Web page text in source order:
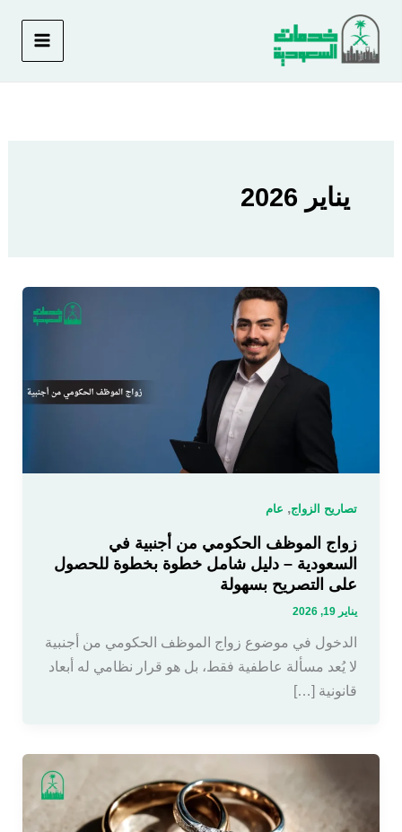
المحتوى
يناير 2026
تصاريح الزواج, عام
زواج الموظف الحكومي من أجنبية في
السعودية – دليل شامل خطوة بخطوة للحصول
على التصريح بسهولة
يناير 19, 2026
الدخول في موضوع زواج الموظف الحكومي من أجنبية
لا يُعد مسألة عاطفية فقط، بل هو قرار نظامي له أبعاد
قانونية […]